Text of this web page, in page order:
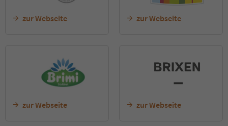
zur Webseite zur Webseite
zur Webseite zur Webseite